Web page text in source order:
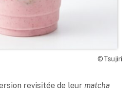
©Tsujiri
revisitée de leur matcha